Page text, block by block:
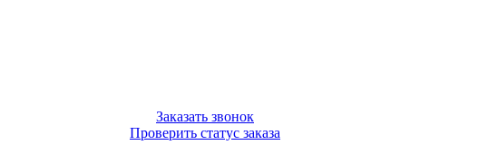
Заказать звонок
Проверить статус заказа